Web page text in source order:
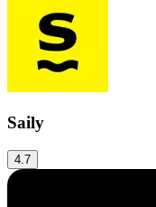
Saily
4.7